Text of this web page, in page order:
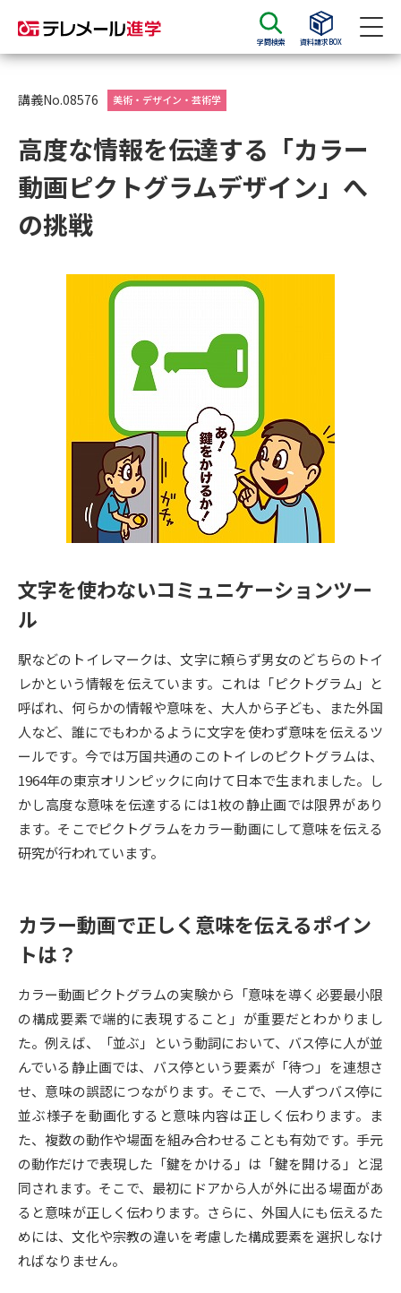
学問検索 資料請求BOX
資料請求
大学・短大の資料種類から請求
大学パンフ
大学・短大以外の資料から請求
大学院の資料請求
留学・進学関連、塾・予備校
大学入学共通テスト「受験案
内」の請求
大学入学共通テスト「受験上の
配慮案内」の請求
高等学校卒業程度認定試験
高等学校（情報）教員資格認定
試験
大学研究 大学検索
大学で学べる内容や特徴を調べる
新増設大学・学部・学科特集
国際・グローバルに強い大学特
集
データサイエンス特集 奨学金・特待生制度特集
新学年スタート号特集ページ
（高3生用）
新学年スタート号特集ページ
SELFBRAND特集ページ
オープンキャンパスなどを調べる
オープンキャンパス検索 実施プログラムから探す
来場型・Web型イベント特集 夢ナビライブ
受験準備 資料検索
講義No.08576 美術・デザイン・芸術学
高度な情報を伝達する「カラー
動画ピクトグラムデザイン」へ
の挑戦
文字を使わないコミュニケーションツー
ル
駅などのトイレマークは、文字に頼らず男女のどちらのトイ
レかという情報を伝えています。これは「ピクトグラム」と
呼ばれ、何らかの情報や意味を、大人から子ども、また外国
人など、誰にでもわかるように文字を使わず意味を伝えるツ
ールです。今では万国共通のこのトイレのピクトグラムは、
1964年の東京オリンピックに向けて日本で生まれました。し
かし高度な意味を伝達するには1枚の静止画では限界があり
ます。そこでピクトグラムをカラー動画にして意味を伝える
研究が行われています。
カラー動画で正しく意味を伝えるポイン
トは？
カラー動画ピクトグラムの実験から「意味を導く必要最小限
の構成要素で端的に表現すること」が重要だとわかりまし
た。例えば、「並ぶ」という動詞において、バス停に人が並
んでいる静止画では、バス停という要素が「待つ」を連想さ
せ、意味の誤認につながります。そこで、一人ずつバス停に
並ぶ様子を動画化すると意味内容は正しく伝わります。ま
た、複数の動作や場面を組み合わせることも有効です。手元
の動作だけで表現した「鍵をかける」は「鍵を開ける」と混
同されます。そこで、最初にドアから人が外に出る場面があ
ると意味が正しく伝わります。さらに、外国人にも伝えるた
めには、文化や宗教の違いを考慮した構成要素を選択しなけ
ればなりません。